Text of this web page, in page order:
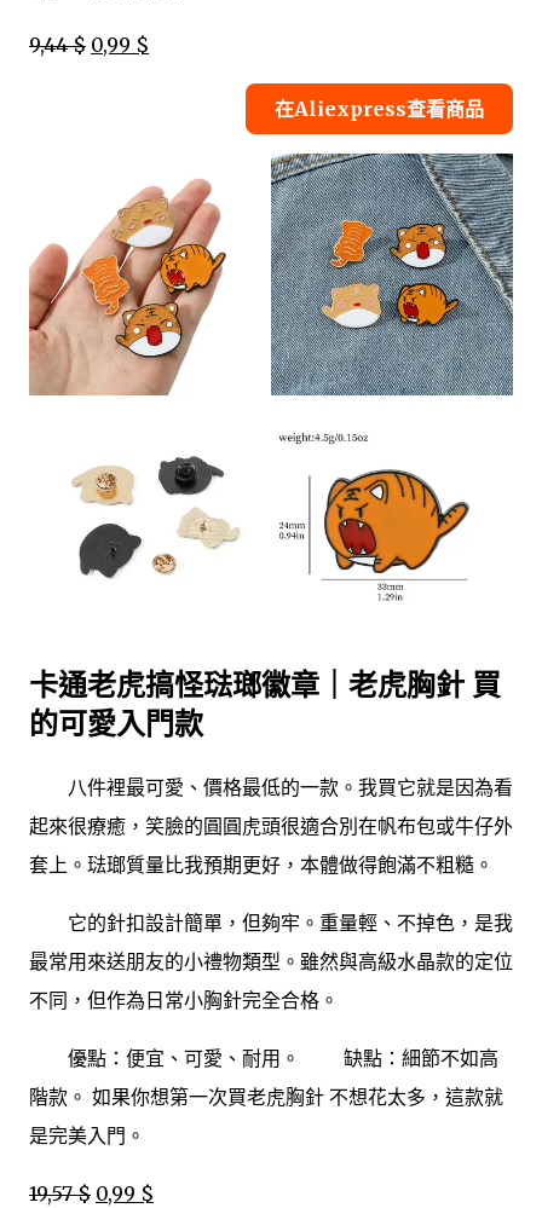
9,44 $ 0,99 $
在Aliexpress查看商品
卡通老虎搞怪琺瑯徽章｜老虎胸針 買
的可愛入門款
八件裡最可愛、價格最低的一款。我買它就是因為看
起來很療癒，笑臉的圓圓虎頭很適合別在帆布包或牛仔外
套上。琺瑯質量比我預期更好，本體做得飽滿不粗糙。
它的針扣設計簡單，但夠牢。重量輕、不掉色，是我
最常用來送朋友的小禮物類型。雖然與高級水晶款的定位
不同，但作為日常小胸針完全合格。
優點：便宜、可愛、耐用。 缺點：細節不如高
階款。 如果你想第一次買老虎胸針 不想花太多，這款就
是完美入門。
19,57 $ 0,99 $